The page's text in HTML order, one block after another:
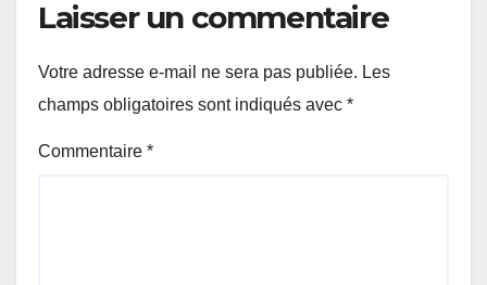
Laisser un commentaire
Votre adresse e-mail ne sera pas publiée. Les
champs obligatoires sont indiqués avec *
Commentaire *